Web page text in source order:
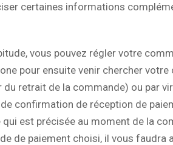
certaines informations
vous pouvez régler votre
pour ensuite venir chercher
retrait de la commande) ou par
confirmation de réception de
est précisée au moment de la
de paiement choisi, il vous faudra